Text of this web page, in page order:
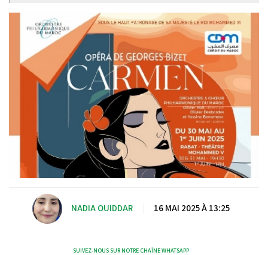
NADIA OUIDDAR 16 MAI 2025 À 13:25
SUIVEZ-NOUS SUR NOTRE CHAÎNE WHATSAPP